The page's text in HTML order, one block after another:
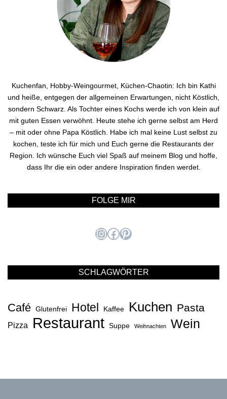
Kuchenfan, Hobby-Weingourmet, Küchen-Chaotin: Ich bin Kathi
und heiße, entgegen der allgemeinen Erwartungen, nicht Köstlich,
sondern Schwarz. Als Tochter eines Kochs werde ich von klein auf
mit guten Essen verwöhnt. Heute stehe ich gerne selbst am Herd
– mit oder ohne Papa Köstlich. Habe ich mal keine Lust selbst zu
kochen, teste ich für mich und Euch gerne die Restaurants der
Region. Ich wünsche Euch viel Spaß auf meinem Blog und hoffe,
dass Ihr die ein oder andere Inspiration finden werdet.
FOLGE MIR
Instagram
Facebook
Pinterest
SCHLAGWÖRTER
Café Glutenfrei Hotel Kaffee Kuchen Pasta
Pizza Restaurant Suppe Weihnachten Wein